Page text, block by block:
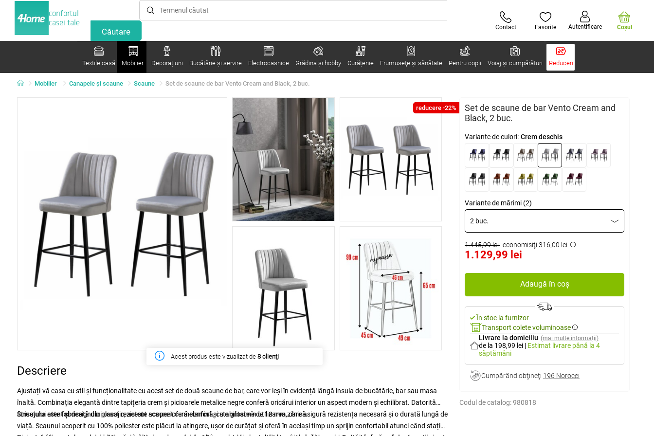
confortul
casei tale
Contact Favorite Autentificare Coşul
Textile casă Mobilier Decorațiuni Bucătărie și servire Electrocasnice Grădina şi hobby Curățenie Frumuseţe şi sănătate Pentru copii Voiaj și cumpărături Reduceri
Mobilier Canapele și scaune Scaune Set de scaune de bar Vento Cream and Black, 2 buc.
reducere -22%
Acest produs este vizualizat de 8 clienţi
Set de scaune de bar Vento Cream and
Black, 2 buc.
Variante de culori: Crem deschis
Variante de mărimi (2)
2 buc.
1.445,99 lei economisiţi 316,00 lei
1.129,99 lei
Adaugă în coș
În stoc la furnizor
Transport colete voluminoase
Livrare la domiciliu (mai multe informații)
de la 198,99 lei | Estimat livrare până la 4
săptămâni
Cumpărând obţineţi 196 Norocei
Codul de catalog:980818
Descriere
Ajustați-vă casa cu stil și funcționalitate cu acest set de două scaune de bar, care vor ieși în evidență lângă insula de bucătărie, bar sau masa
înaltă. Combinația elegantă dintre tapițeria crem și picioarele metalice negre conferă oricărui interior un aspect modern și echilibrat. Datorită
finisajului atent și designului practic, aceste scaune oferă confort și stabilitate în utilizarea zilnică.
Structura este fabricată din placaj rezistent acoperit cu melamină, cu o grosime de 18 mm, care asigură rezistența necesară și o durată lungă de
viață. Scaunul acoperit cu 100% poliester este plăcut la atingere, ușor de curățat și oferă în același timp un sprijin confortabil atunci când stați